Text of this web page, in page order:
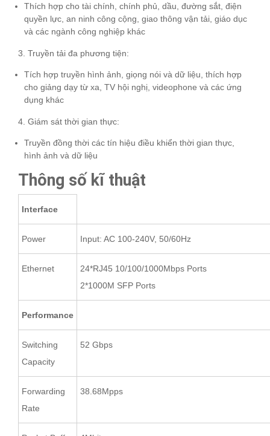
Thích hợp cho tài chính, chính phủ, dầu, đường sắt, điện
quyền lực, an ninh công cộng, giao thông vận tải, giáo dục
và các ngành công nghiệp khác
3. Truyền tải đa phương tiện:
Tích hợp truyền hình ảnh, giọng nói và dữ liệu, thích hợp
cho giảng dạy từ xa, TV hội nghị, videophone và các ứng
dụng khác
4. Giám sát thời gian thực:
Truyền đồng thời các tín hiệu điều khiển thời gian thực,
hình ảnh và dữ liệu
Thông số kĩ thuật
Interface
Power Input: AC 100-240V, 50/60Hz
Ethernet
24*RJ45 10/100/1000Mbps Ports
2*1000M SFP Ports
Performance
Switching
Capacity
52 Gbps
Forwarding
Rate
38.68Mpps